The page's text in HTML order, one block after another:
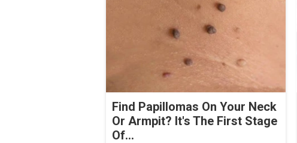
Find Papillomas On Your Neck
Or Armpit? It's The First Stage
Of...